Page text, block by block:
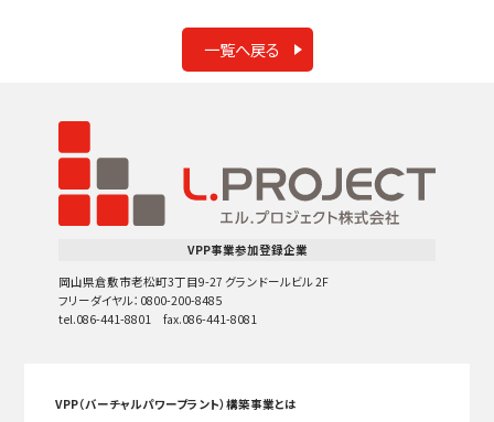
一覧へ戻る
VPP事業参加登録企業
岡山県倉敷市老松町3丁目9-27 グランドールビル 2F
フリーダイヤル：0800-200-8485
tel.086-441-8801 fax.086-441-8081
VPP（バーチャルパワープラント）構築事業とは